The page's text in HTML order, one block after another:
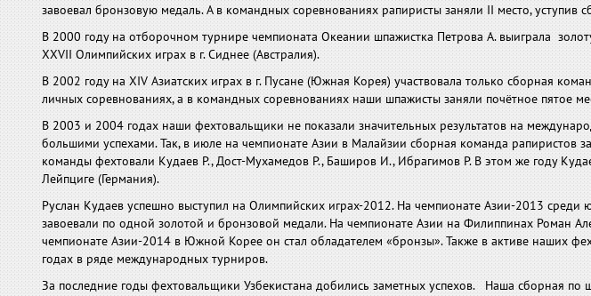
завоевал бронзовую медаль. А в командных соревнованиях рапиристы заняли II место, уступив
В 2000 году на отборочном турнире чемпионата Океании шпажистка Петрова А. выиграла
XXVII Олимпийских играх в г. Сиднее (Австралия).
В 2002 году на XIV Азиатских играх в г. Пусане (Южная Корея) участвовала только сборная
личных соревнованиях, а в командных соревнованиях наши шпажисты заняли почётное пятое
В 2003 и 2004 годах наши фехтовальщики не показали значительных результатов на
большими успехами. Так, в июле на чемпионате Азии в Малайзии сборная команда рапиристов
команды фехтовали Кудаев Р., Дост-Мухамедов Р., Баширов И., Ибрагимов Р. В этом же году
Лейпциге (Германия).
Руслан Кудаев успешно выступил на Олимпийских играх-2012. На чемпионате Азии-2013 среди
завоевали по одной золотой и бронзовой медали. На чемпионате Азии на Филиппинах Роман
чемпионате Азии-2014 в Южной Корее он стал обладателем «бронзы». Также в активе наших
годах в ряде международных турниров.
За последние годы фехтовальщики Узбекистана добились заметных успехов. Наша сборная по